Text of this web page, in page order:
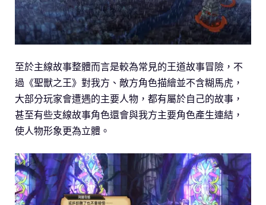
至於主線故事整體而言是較為常見的王道故事冒險，不
過《聖獸之王》對我方、敵方角色描繪並不含糊馬虎，
大部分玩家會遭遇的主要人物，都有屬於自己的故事，
甚至有些支線故事角色還會與我方主要角色產生連結，
使人物形象更為立體。